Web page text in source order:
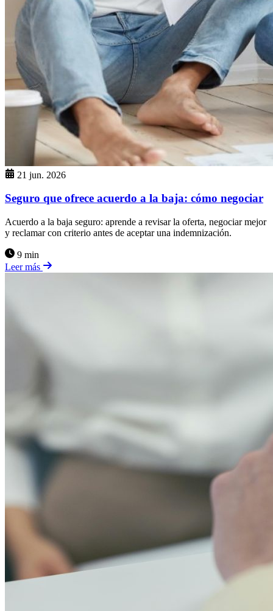
21 jun. 2026
Seguro que ofrece acuerdo a la baja: cómo negociar
Acuerdo a la baja seguro: aprende a revisar la oferta, negociar mejor
y reclamar con criterio antes de aceptar una indemnización.
9 min
Leer más